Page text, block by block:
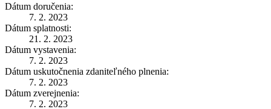
Dátum doručenia:
7. 2. 2023
Dátum splatnosti:
21. 2. 2023
Dátum vystavenia:
7. 2. 2023
Dátum uskutočnenia zdaniteľného plnenia:
7. 2. 2023
Dátum zverejnenia:
7. 2. 2023